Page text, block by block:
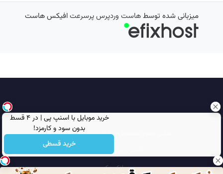
خرید موبایل با اسنپ پی | در ۴ قسط
بدون سود و کارمزد!
خرید قسطی
میزبانی شده توسطهاست وردپرس پرسرعتافیکس هاست
تمامی حقوق محفوظ است © 2026
مجله نورگرام
انجمن نورگرام
بانک عکس